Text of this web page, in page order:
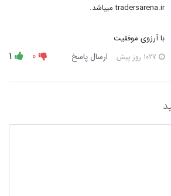
tradersarena.ir می‎باشد.
با آرزوی موفقیت
ارسال پاسخ 0